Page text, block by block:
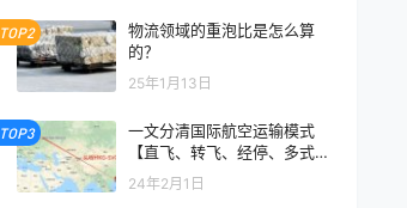
TOP2
物流领域的重泡比是怎么算
的？
25年1月13日
TOP3
一文分清国际航空运输模式
【直飞、转飞、经停、多式联
运】
24年2月1日